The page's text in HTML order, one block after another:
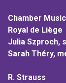
Chamber
Royal de Liège
Julia Szproch,
Sarah Théry,
R. Strauss